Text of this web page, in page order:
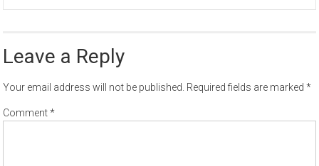
Leave a Reply
Your email address will not be published. Required fields are marked*
Comment*